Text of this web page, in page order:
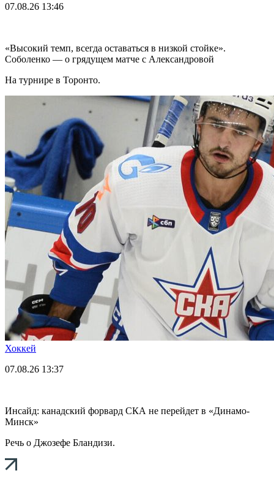
07.08.26 13:46
«Высокий темп, всегда оставаться в низкой стойке».
Соболенко — о грядущем матче с Александровой
На турнире в Торонто.
Хоккей
07.08.26 13:37
Инсайд: канадский форвард СКА не перейдет в «Динамо-
Минск»
Речь о Джозефе Бландизи.